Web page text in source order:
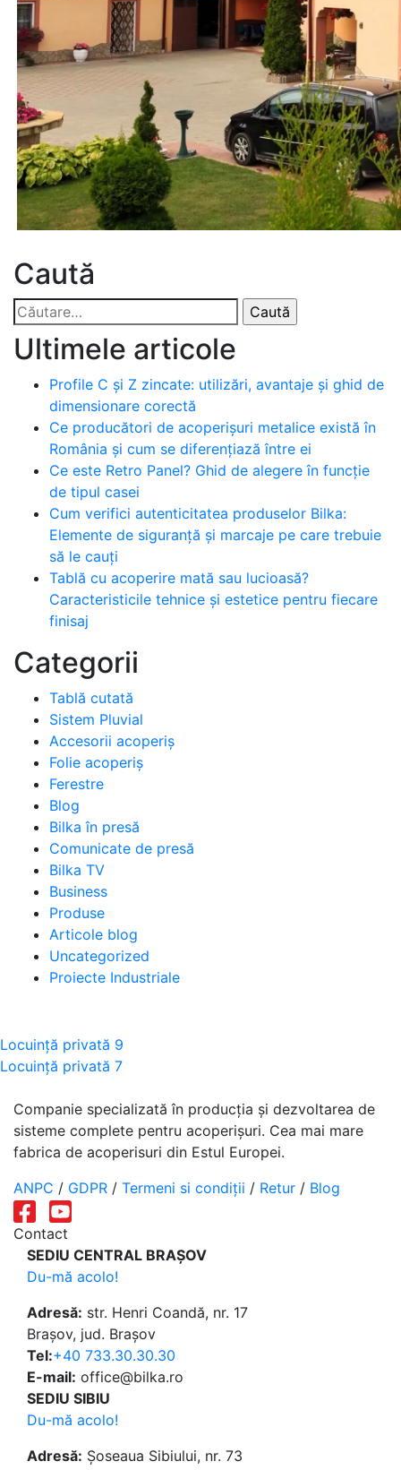
Caută
Caută
după:
Ultimele articole
Profile C și Z zincate: utilizări, avantaje și ghid de
dimensionare corectă
Ce producători de acoperișuri metalice există în
România și cum se diferențiază între ei
Ce este Retro Panel? Ghid de alegere în funcție
de tipul casei
Cum verifici autenticitatea produselor Bilka:
Elemente de siguranță și marcaje pe care trebuie
să le cauți
Tablă cu acoperire mată sau lucioasă?
Caracteristicile tehnice și estetice pentru fiecare
finisaj
Categorii
Tablă cutată
Sistem Pluvial
Accesorii acoperiș
Folie acoperiș
Ferestre
Blog
Bilka în presă
Comunicate de presă
Bilka TV
Business
Produse
Articole blog
Uncategorized
Proiecte Industriale
Navigare
în
articole
Locuință privată 9
Locuință privată 7
Companie specializată în producția și dezvoltarea de
sisteme complete pentru acoperișuri. Cea mai mare
fabrica de acoperisuri din Estul Europei.
ANPC / GDPR / Termeni si condiții / Retur / Blog
Contact
SEDIU CENTRAL BRAȘOV
Du-mă acolo!
Adresă: str. Henri Coandă, nr. 17
Brașov, jud. Brașov
Tel:+40 733.30.30.30
E-mail: office@bilka.ro
SEDIU SIBIU
Du-mă acolo!
Adresă: Șoseaua Sibiului, nr. 73